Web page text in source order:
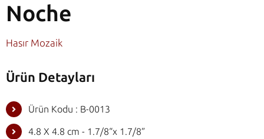
Noche
Hasır Mozaik
Ürün Detayları
Ürün Kodu : B-0013
4.8 X 4.8 cm - 1.7/8“x 1.7/8”